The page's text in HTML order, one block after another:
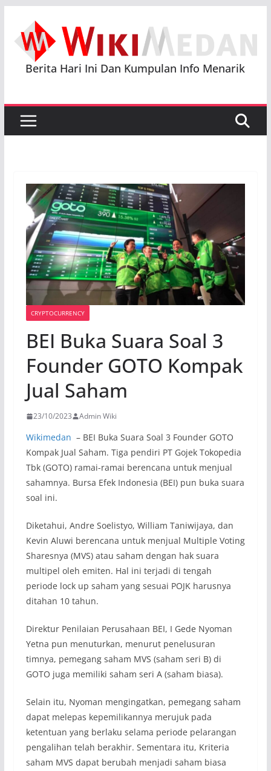
content
Berita Hari Ini Dan Kumpulan Info Menarik
CRYPTOCURRENCY
BEI Buka Suara Soal 3
Founder GOTO Kompak
Jual Saham
23/10/2023 Admin Wiki
Wikimedan – BEI Buka Suara Soal 3 Founder GOTO
Kompak Jual Saham. Tiga pendiri PT Gojek Tokopedia
Tbk (GOTO) ramai-ramai berencana untuk menjual
sahamnya. Bursa Efek Indonesia (BEI) pun buka suara
soal ini.
Diketahui, Andre Soelistyo, William Taniwijaya, dan
Kevin Aluwi berencana untuk menjual Multiple Voting
Sharesnya (MVS) atau saham dengan hak suara
multipel oleh emiten. Hal ini terjadi di tengah
periode lock up saham yang sesuai POJK harusnya
ditahan 10 tahun.
Direktur Penilaian Perusahaan BEI, I Gede Nyoman
Yetna pun menuturkan, menurut penelusuran
timnya, pemegang saham MVS (saham seri B) di
GOTO juga memiliki saham seri A (saham biasa).
Selain itu, Nyoman mengingatkan, pemegang saham
dapat melepas kepemilikannya merujuk pada
ketentuan yang berlaku selama periode pelarangan
pengalihan telah berakhir. Sementara itu, Kriteria
saham MVS dapat berubah menjadi saham biasa